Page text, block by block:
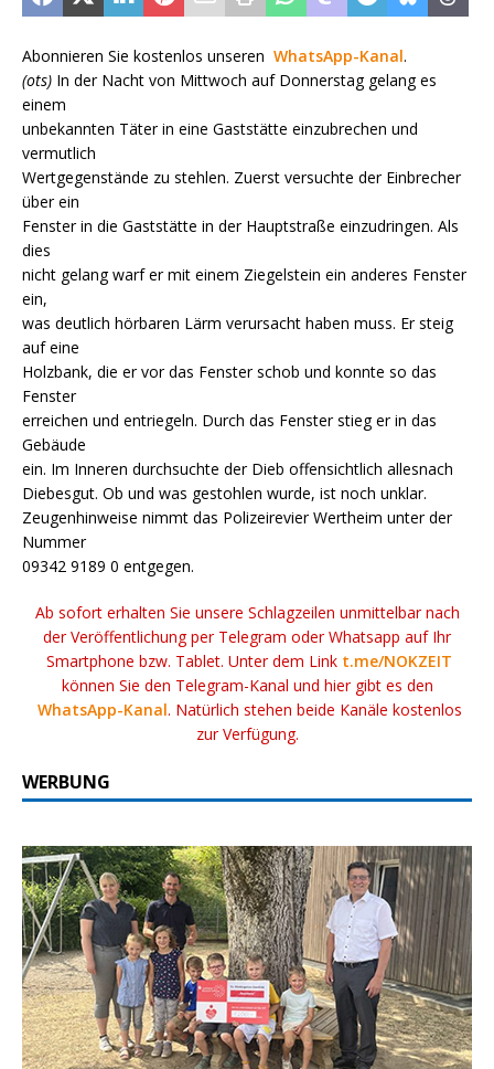
Abonnieren Sie kostenlos unseren WhatsApp-Kanal.
(ots) In der Nacht von Mittwoch auf Donnerstag gelang es
einem
unbekannten Täter in eine Gaststätte einzubrechen und
vermutlich
Wertgegenstände zu stehlen. Zuerst versuchte der Einbrecher
über ein
Fenster in die Gaststätte in der Hauptstraße einzudringen. Als
dies
nicht gelang warf er mit einem Ziegelstein ein anderes Fenster
ein,
was deutlich hörbaren Lärm verursacht haben muss. Er steig
auf eine
Holzbank, die er vor das Fenster schob und konnte so das
Fenster
erreichen und entriegeln. Durch das Fenster stieg er in das
Gebäude
ein. Im Inneren durchsuchte der Dieb offensichtlich allesnach
Diebesgut. Ob und was gestohlen wurde, ist noch unklar.
Zeugenhinweise nimmt das Polizeirevier Wertheim unter der
Nummer
09342 9189 0 entgegen.
Ab sofort erhalten Sie unsere Schlagzeilen unmittelbar nach
der Veröffentlichung per Telegram oder Whatsapp auf Ihr
Smartphone bzw. Tablet. Unter dem Link t.me/NOKZEIT
können Sie den Telegram-Kanal und hier gibt es den
WhatsApp-Kanal. Natürlich stehen beide Kanäle kostenlos
zur Verfügung.
WERBUNG